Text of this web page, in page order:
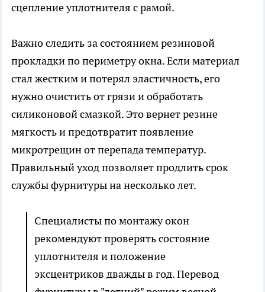
сцепление уплотнителя с рамой.
Важно следить за состоянием резиновой
прокладки по периметру окна. Если материал
стал жестким и потерял эластичность, его
нужно очистить от грязи и обработать
силиконовой смазкой. Это вернет резине
мягкость и предотвратит появление
микротрещин от перепада температур.
Правильный уход позволяет продлить срок
службы фурнитуры на несколько лет.
Специалисты по монтажу окон
рекомендуют проверять состояние
уплотнителя и положение
эксцентриков дважды в год. Перевод